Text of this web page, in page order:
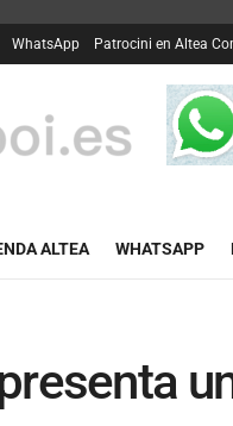
WhatsApp Patrocini en Altea
ALTEA WHATSAPP